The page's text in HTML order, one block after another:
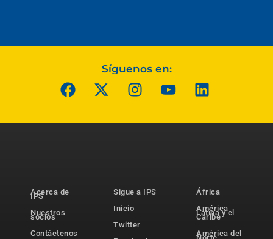
Síguenos en:
Acerca de
IPS
Nuestros
socios
Contáctenos
Sigue a IPS
Inicio
Twitter
África
América
Latina y el
Caribe
América del